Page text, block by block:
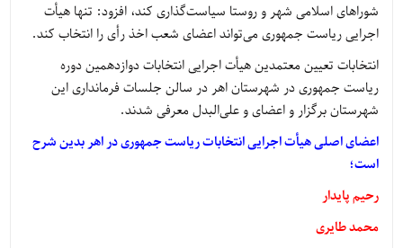
شوراهای اسلامی شهر و روستا سیاست‌گذاری کند، افزود: تنها هیأت
اجرایی ریاست جمهوری می‌تواند اعضای شعب اخذ رأی را انتخاب کند.
انتخابات تعیین معتمدین هیأت اجرایی انتخابات دوازدهمین دوره
ریاست جمهوری در شهرستان اهر در سالن جلسات فرمانداری این
شهرستان برگزار و اعضای و علی‌البدل معرفی شدند.
اعضای اصلی هیأت اجرایی انتخابات ریاست جمهوری در اهر بدین شرح
است؛
رحیم پایدار
محمد طایری